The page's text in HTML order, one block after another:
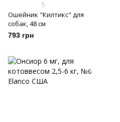
5
Ошейник "Килтикс" для
собак, 48 см
793 грн